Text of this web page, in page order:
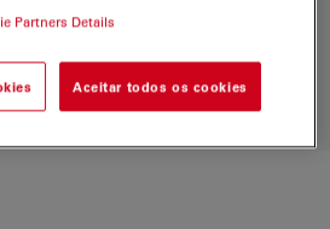
Discover the perfect solution. Explore
your needs.
Partners Details
Aceitar todos os cookies